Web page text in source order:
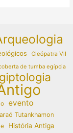
Cleópatra VII
de tumba egípcia
evento
Tutankhamon
História Antiga